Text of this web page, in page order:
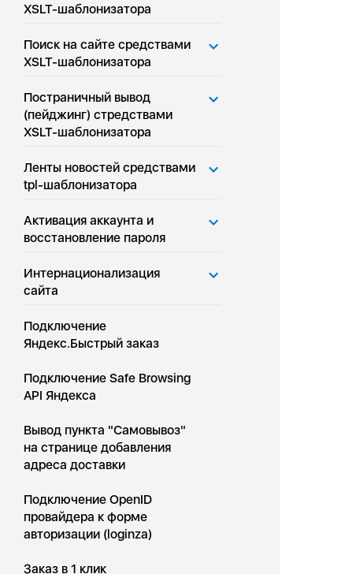
XSLT-шаблонизатора
Поиск на сайте средствами
XSLT-шаблонизатора
Постраничный вывод
(пейджинг) стредствами
XSLT-шаблонизатора
Ленты новостей средствами
tpl-шаблонизатора
Активация аккаунта и
восстановление пароля
Интернационализация
сайта
Подключение
Яндекс.Быстрый заказ
Подключение Safe Browsing
API Яндекса
Вывод пункта "Самовывоз"
на странице добавления
адреса доставки
Подключение OpenID
провайдера к форме
авторизации (loginza)
Заказ в 1 клик